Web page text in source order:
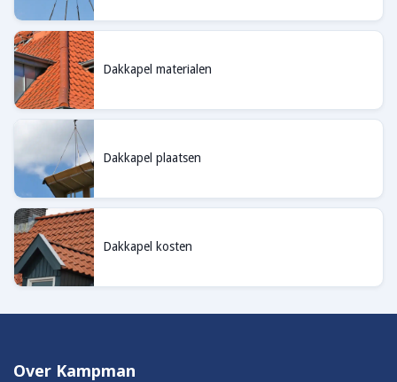
Dakkapel materialen
Dakkapel plaatsen
Dakkapel kosten
Over Kampman